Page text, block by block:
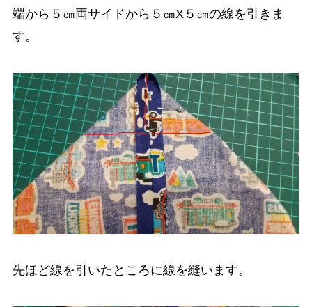
端から５㎝両サイドから５㎝X５㎝の線を引きま
す。
先ほど線を引いたところに線を縫います。